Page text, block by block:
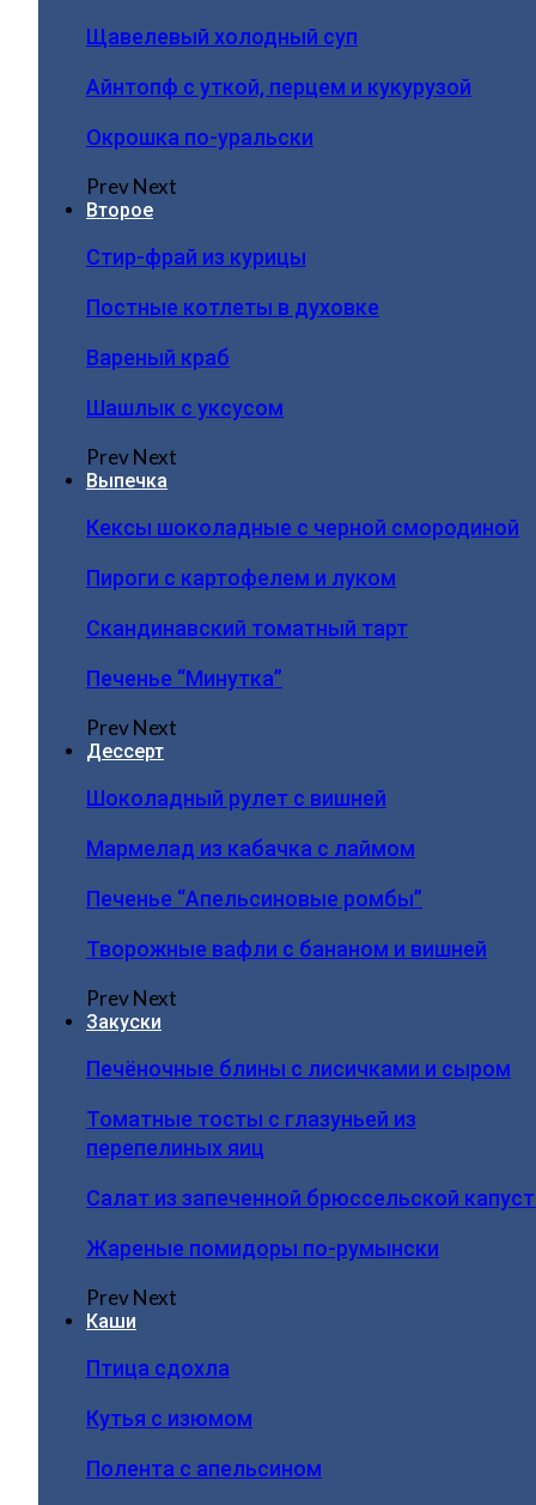
Щавелевый холодный суп
Айнтопф с уткой, перцем и кукурузой
Окрошка по-уральски
PrevNext
Второе
Стир-фрай из курицы
Постные котлеты в духовке
Вареный краб
Шашлык с уксусом
PrevNext
Выпечка
Кексы шоколадные с черной смородиной
Пироги c картофелем и луком
Скандинавский томатный тарт
Печенье “Минутка”
PrevNext
Дессерт
Шоколадный рулет с вишней
Мармелад из кабачка с лаймом
Печенье “Апельсиновые ромбы”
Творожные вафли с бананом и вишней
PrevNext
Закуски
Печёночные блины с лисичками и сыром
Томатные тосты с глазуньей из
перепелиных яиц
Салат из запеченной брюссельской
Жареные помидоры по-румынски
PrevNext
Каши
Птица сдохла
Кутья с изюмом
Полента с апельсином